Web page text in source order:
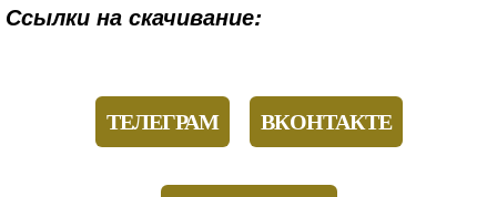
Ссылки на скачивание:
ТЕЛЕГРАМ ВКОНТАКТЕ